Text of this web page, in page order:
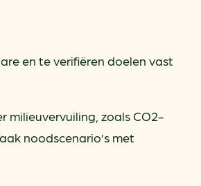
en te verifiëren doelen vast
milieuvervuiling, zoals CO2-
noodscenario’s met